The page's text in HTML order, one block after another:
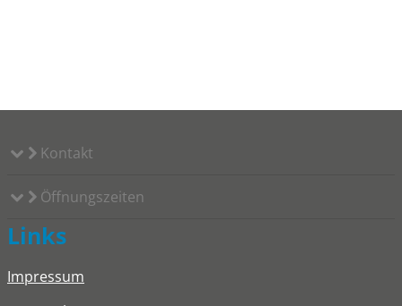
Kontakt
Öffnungszeiten
Links
Impressum